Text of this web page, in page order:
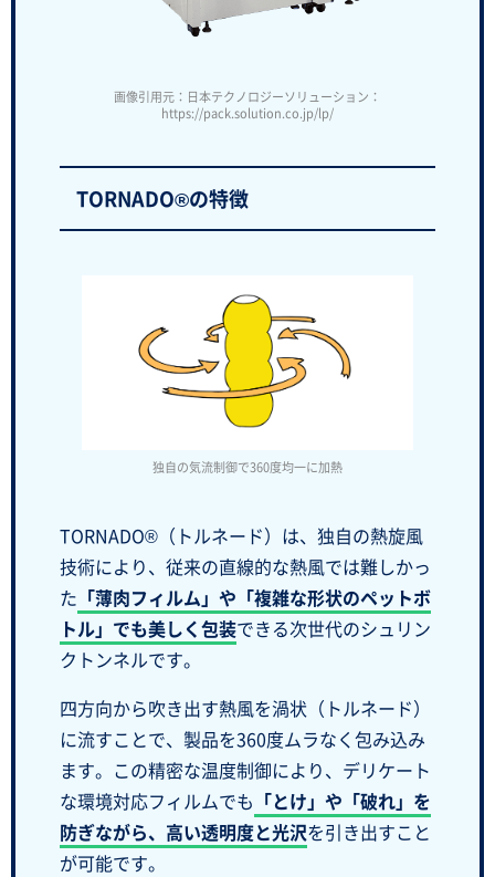
画像引用元：日本テクノロジーソリューション：
https://pack.solution.co.jp/lp/
TORNADO®の特徴
独自の気流制御で360度均一に加熱
TORNADO®（トルネード）は、独自の熱旋風
技術により、従来の直線的な熱風では難しかっ
た 「薄肉フィルム」や「複雑な形状のペットボ
トル」でも美しく包装できる次世代のシュリン
クトンネルです。
四方向から吹き出す熱風を渦状（トルネード）
に流すことで、製品を360度ムラなく包み込み
ます。この精密な温度制御により、デリケート
な環境対応フィルムでも 「とけ」や「破れ」を
防ぎながら、高い透明度と光沢を引き出すこと
が可能です。